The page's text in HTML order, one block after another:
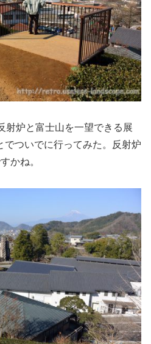
射炉と富士山を一望できる展
でついでに行ってみた。反射炉
かね。